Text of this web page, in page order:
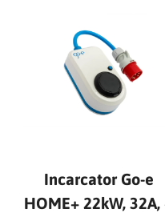
Incarcator Go-e
HOME+ 22kW, 32A,